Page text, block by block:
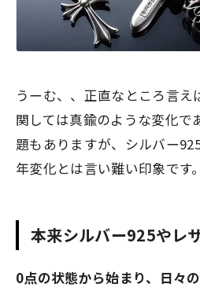
うーむ、、正直なところ言え
関しては真鍮のような変化で
題もありますが、 シルバー
年変化とは言い難い印象です。
本来シルバー925やレ
0点の状態から始まり、日々